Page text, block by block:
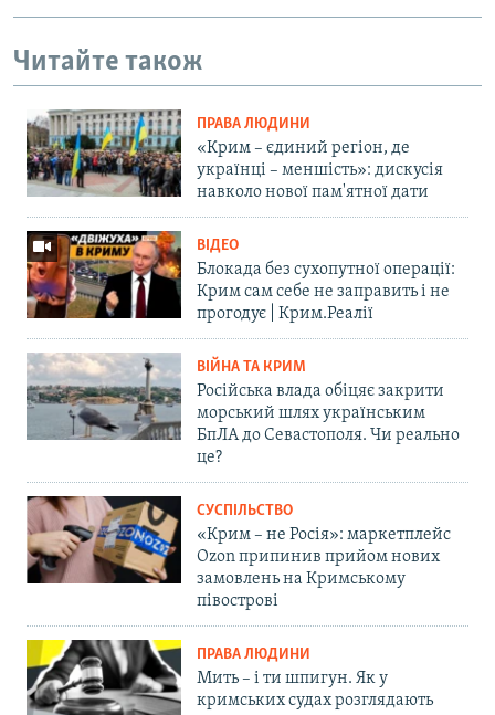
Читайте також
ПРАВА ЛЮДИНИ
«Крим – єдиний регіон, де
українці – меншість»: дискусія
навколо нової пам'ятної дати
ВІДЕО
Блокада без сухопутної операції:
Крим сам себе не заправить і не
прогодує | Крим.Реалії
ВІЙНА ТА КРИМ
Російська влада обіцяє закрити
морський шлях українським
БпЛА до Севастополя. Чи реально
це?
СУСПІЛЬСТВО
«Крим – не Росія»: маркетплейс
Ozon припинив прийом нових
замовлень на Кримському
півострові
ПРАВА ЛЮДИНИ
Мить – і ти шпигун. Як у
кримських судах розглядають